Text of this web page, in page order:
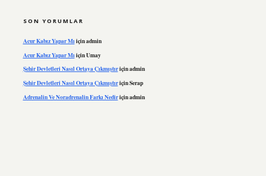
SON YORUMLAR
Acur Kabız Yapar Mıiçinadmin
Acur Kabız Yapar Mı içinUmay
Şehir Devletleri Nasıl Ortaya Çıkmıştıriçinadmin
Şehir Devletleri Nasıl Ortaya ÇıkmıştıriçinSerap
Adrenalin Ve Noradrenalin Farkı Nediriçinadmin